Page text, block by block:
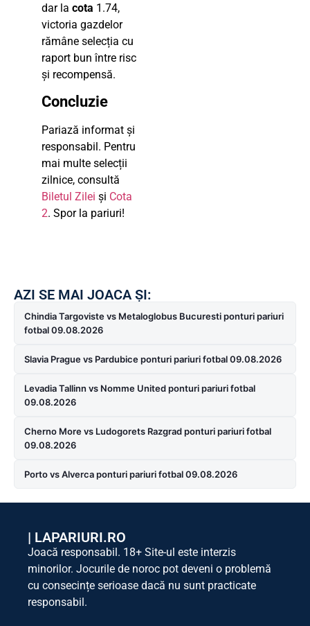
dar la cota 1.74,
victoria gazdelor
rămâne selecția cu
raport bun între risc
și recompensă.
Concluzie
Pariază informat și
responsabil. Pentru
mai multe selecții
zilnice, consultă
Biletul Zilei și Cota
2. Spor la pariuri!
AZI SE MAI JOACA ȘI:
Chindia Targoviste vs Metaloglobus Bucuresti ponturi pariuri
fotbal 09.08.2026
Slavia Prague vs Pardubice ponturi pariuri fotbal 09.08.2026
Levadia Tallinn vs Nomme United ponturi pariuri fotbal
09.08.2026
Cherno More vs Ludogorets Razgrad ponturi pariuri fotbal
09.08.2026
Porto vs Alverca ponturi pariuri fotbal 09.08.2026
| LAPARIURI.RO
Joacă responsabil. 18+ Site-ul este interzis
minorilor. Jocurile de noroc pot deveni o problemă
cu consecințe serioase dacă nu sunt practicate
responsabil.